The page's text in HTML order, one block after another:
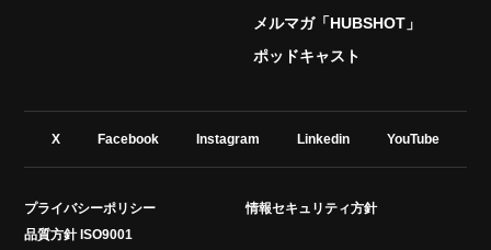
メルマガ「HUBSHOT」
ポッドキャスト
X Facebook Instagram Linkedin YouTube
プライバシーポリシー
情報セキュリティ方針
品質方針 ISO9001